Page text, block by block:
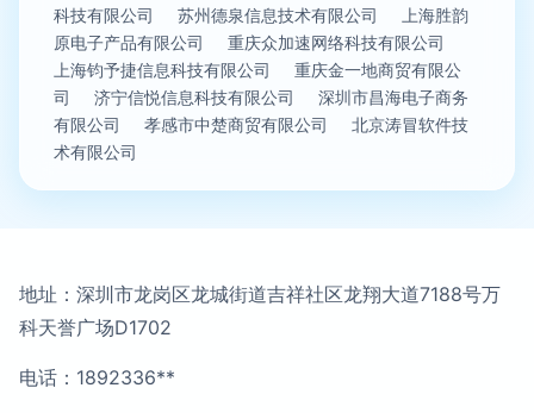
科技有限公司
苏州德泉信息技术有限公司
上海胜韵
原电子产品有限公司
重庆众加速网络科技有限公司
上海钧予捷信息科技有限公司
重庆金一地商贸有限公
司
济宁信悦信息科技有限公司
深圳市昌海电子商务
有限公司
孝感市中楚商贸有限公司
北京涛冒软件技
术有限公司
地址：深圳市龙岗区龙城街道吉祥社区龙翔大道7188号万
科天誉广场D1702
电话：1892336**